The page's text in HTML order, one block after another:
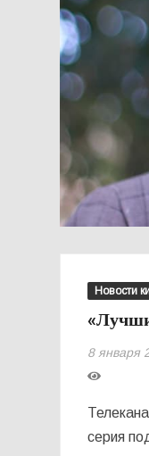
Новости
8 января
серия